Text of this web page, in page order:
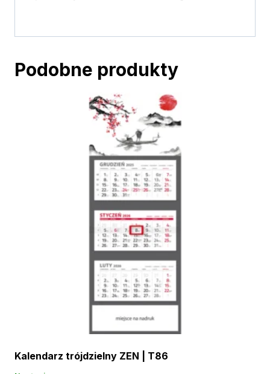
Podobne produkty
Kalendarz trójdzielny ZEN | T86